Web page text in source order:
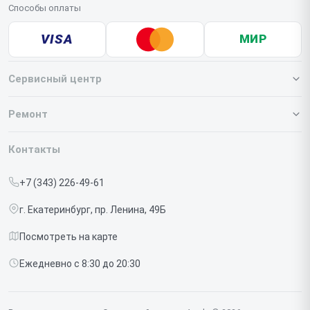
Способы оплаты
VISA МИР
Сервисный центр
О нашем сервисе
Срочный ремонт
Доставка и способы оплаты
Диагностика
Контакты
Ремонт
Iphone
Контакты
+7 (343) 226-49-61
г. Екатеринбург, пр. Ленина, 49Б
Посмотреть на карте
Ежедневно с 8:30 до 20:30